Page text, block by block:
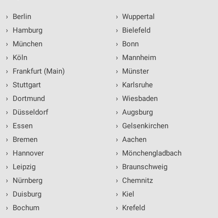
›
Berlin
›
Hamburg
›
München
›
Köln
›
Frankfurt (Main)
› Stuttgart
›
Dortmund
›
Düsseldorf
›
Essen
›
Bremen
›
Hannover
›
Leipzig
›
Nürnberg
›
Duisburg
›
Bochum
› Wuppertal
› Bielefeld
› Bonn
› Mannheim
› Münster
› Karlsruhe
› Wiesbaden
› Augsburg
› Gelsenkirchen
› Aachen
› Mönchengladbach
› Braunschweig
› Chemnitz
› Kiel
› Krefeld